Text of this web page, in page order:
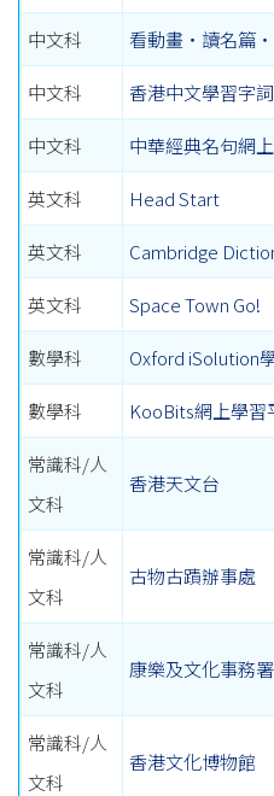
中文科 看動畫‧讀名篇
中文科 香港中文學習字
中文科 中華經典名句網
英文科 Head Start
英文科 Cambridge
英文科 Space Town Go!
數學科 Oxford iSolution
數學科 KooBits網上學習
常識科/人
文科
香港天文台
常識科/人
文科
古物古蹟辦事處
常識科/人
文科
康樂及文化事務署
常識科/人
文科
香港文化博物館